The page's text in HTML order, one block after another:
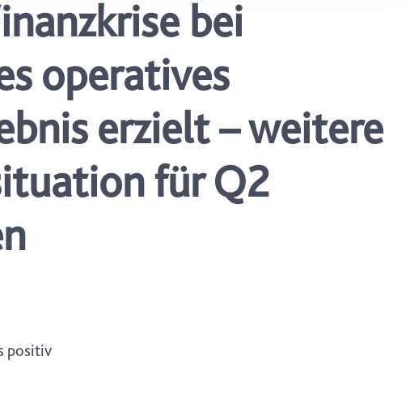
Sie
oder
bei
operatives
erzielt – weitere
für Q2
positiv